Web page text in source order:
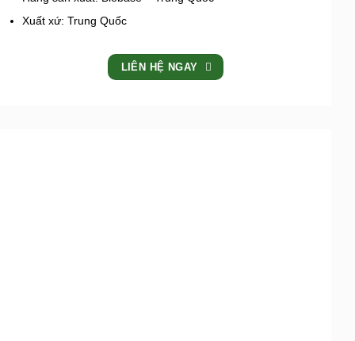
Xuất xứ: Trung Quốc
LIÊN HỆ NGAY